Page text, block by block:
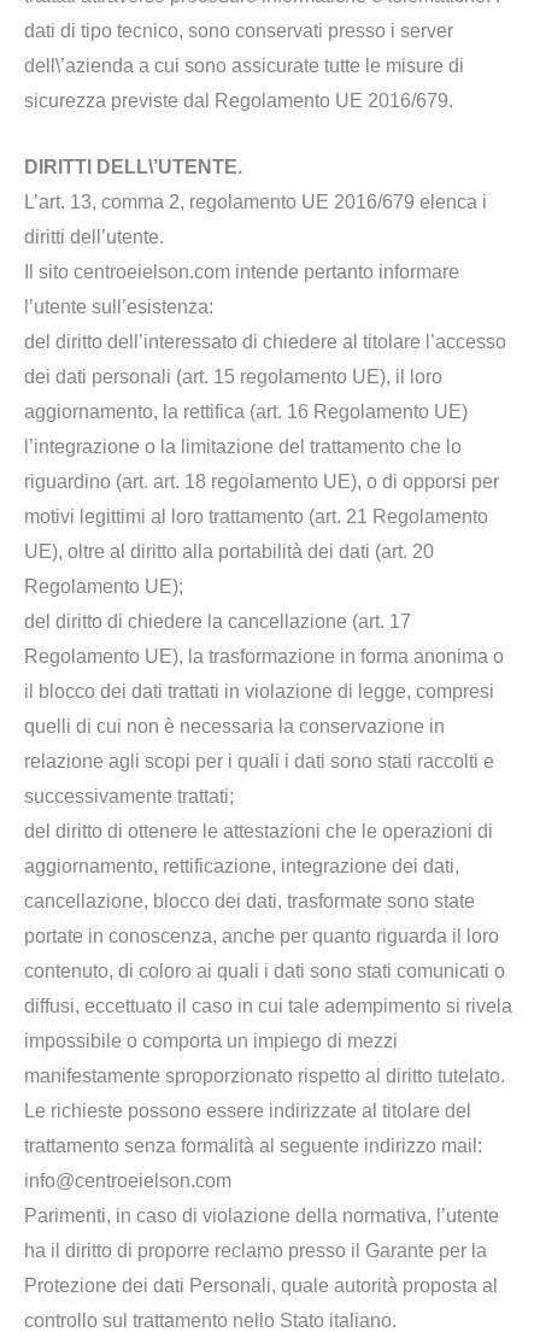
dati di tipo tecnico, sono conservati presso i server
dell\’azienda a cui sono assicurate tutte le misure di
sicurezza previste dal Regolamento UE 2016/679.
DIRITTI DELL\’UTENTE.
L’art. 13, comma 2, regolamento UE 2016/679 elenca i
diritti dell’utente.
Il sito centroeielson.com intende pertanto informare
l’utente sull’esistenza:
del diritto dell’interessato di chiedere al titolare l’accesso
dei dati personali (art. 15 regolamento UE), il loro
aggiornamento, la rettifica (art. 16 Regolamento UE)
l’integrazione o la limitazione del trattamento che lo
riguardino (art. art. 18 regolamento UE), o di opporsi per
motivi legittimi al loro trattamento (art. 21 Regolamento
UE), oltre al diritto alla portabilità dei dati (art. 20
Regolamento UE);
del diritto di chiedere la cancellazione (art. 17
Regolamento UE), la trasformazione in forma anonima o
il blocco dei dati trattati in violazione di legge, compresi
quelli di cui non è necessaria la conservazione in
relazione agli scopi per i quali i dati sono stati raccolti e
successivamente trattati;
del diritto di ottenere le attestazioni che le operazioni di
aggiornamento, rettificazione, integrazione dei dati,
cancellazione, blocco dei dati, trasformate sono state
portate in conoscenza, anche per quanto riguarda il loro
contenuto, di coloro ai quali i dati sono stati comunicati o
diffusi, eccettuato il caso in cui tale adempimento si rivela
impossibile o comporta un impiego di mezzi
manifestamente sproporzionato rispetto al diritto tutelato.
Le richieste possono essere indirizzate al titolare del
trattamento senza formalità al seguente indirizzo mail:
info@centroeielson.com
Parimenti, in caso di violazione della normativa, l’utente
ha il diritto di proporre reclamo presso il Garante per la
Protezione dei dati Personali, quale autorità proposta al
controllo sul trattamento nello Stato italiano.